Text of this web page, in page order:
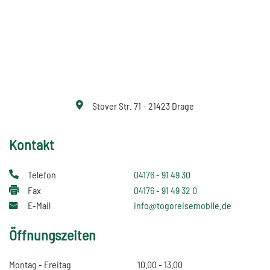
Stover Str. 71 - 21423 Drage
Kontakt
Telefon
04176 - 91 49 30
Fax
04176 - 91 49 32 0
E-Mail
info@togoreisemobile.de
Öffnungszeiten
Montag - Freitag 10.00 - 13.00